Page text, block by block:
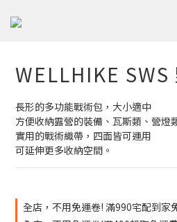
WELLHIKE SWS
長形的多功能戰術包，大小適中
方便收納露營的裝備、瓦斯類、營
實用的戰術織帶，四面皆可運用
可延伸更多收納空間。
全店，不用免運卷! 滿990宅配到家